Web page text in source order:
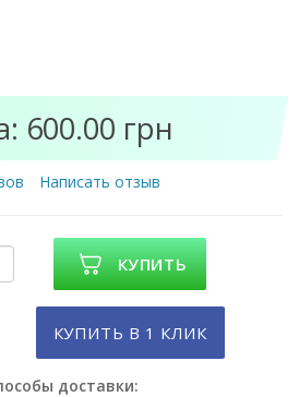
600.00 грн
Написать отзыв
КУПИТЬ
КУПИТЬ В 1 КЛИК
доставки: